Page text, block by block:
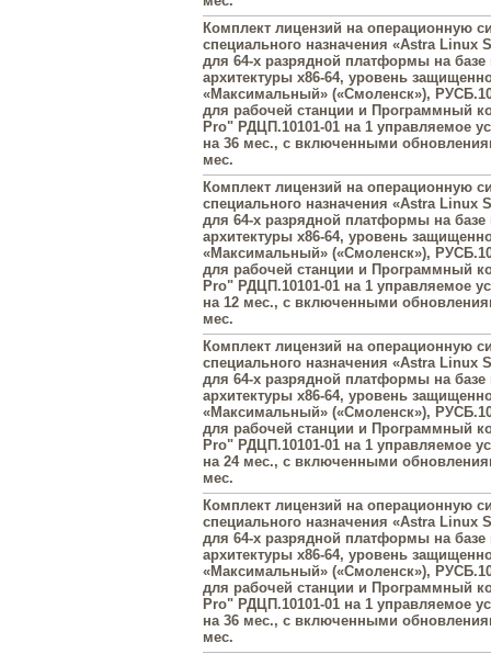
Комплект лицензий на операционную
специального назначения «Astra Linux
для 64-х разрядной платформы на базе
архитектуры х86-64, уровень
«Максимальный» («Смоленск»),
для рабочей станции и Программный
Pro" РДЦП.10101-01 на 1 управляемое
на 36 мес., с включенными
мес.
Комплект лицензий на операционную
специального назначения «Astra Linux
для 64-х разрядной платформы на базе
архитектуры х86-64, уровень
«Максимальный» («Смоленск»),
для рабочей станции и Программный
Pro" РДЦП.10101-01 на 1 управляемое
на 12 мес., с включенными
мес.
Комплект лицензий на операционную
специального назначения «Astra Linux
для 64-х разрядной платформы на базе
архитектуры х86-64, уровень
«Максимальный» («Смоленск»),
для рабочей станции и Программный
Pro" РДЦП.10101-01 на 1 управляемое
на 24 мес., с включенными
мес.
Комплект лицензий на операционную
специального назначения «Astra Linux
для 64-х разрядной платформы на базе
архитектуры х86-64, уровень
«Максимальный» («Смоленск»),
для рабочей станции и Программный
Pro" РДЦП.10101-01 на 1 управляемое
на 36 мес., с включенными
мес.